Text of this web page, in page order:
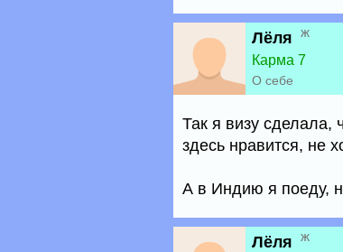
Лёля ж
Карма 7
О себе
Так я визу сделала,
здесь нравится, не
А в Индию я поеду,
Лёля ж